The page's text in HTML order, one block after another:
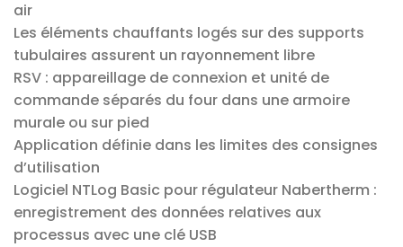
air
Les éléments chauffants logés sur des supports
tubulaires assurent un rayonnement libre
RSV : appareillage de connexion et unité de
commande séparés du four dans une armoire
murale ou sur pied
Application définie dans les limites des consignes
d’utilisation
Logiciel NTLog Basic pour régulateur Nabertherm :
enregistrement des données relatives aux
processus avec une clé USB